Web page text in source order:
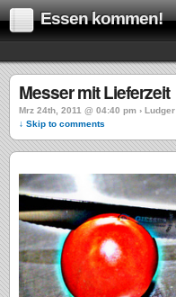
Essen kommen!
Messer mit Lieferzeit
Mrz 24th, 2011 @ 04:40 pm › Ludger
↓ Skip to comments